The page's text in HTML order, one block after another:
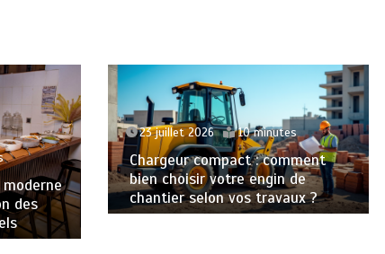
des
23 juillet 2026 10 minutes
Chargeur compact : comment
bien choisir votre engin de
chantier selon vos travaux ?